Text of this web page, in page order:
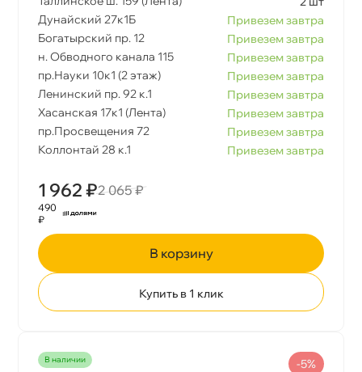
Дунайский 27к1Б
Привезем завтра
Богатырский пр. 12
Привезем завтра
н. Обводного канала 115
Привезем завтра
пр.Науки 10к1 (2 этаж)
Привезем завтра
Ленинский пр. 92 к.1
Привезем завтра
Хасанская 17к1 (Лента)
Привезем завтра
пр.Просвещения 72
Привезем завтра
Коллонтай 28 к.1
Привезем завтра
1 962 ₽2 065 ₽
490
₽
корзину
Купить в 1 клик
наличии -5%